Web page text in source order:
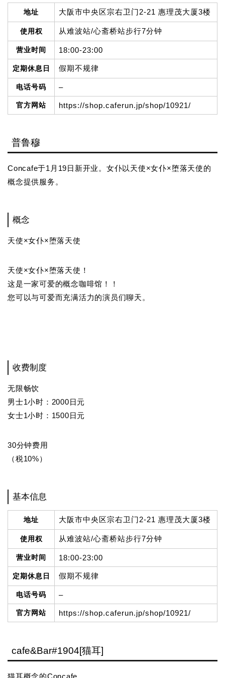
地址 大阪市中央区宗右卫门2-21 惠理茂大厦3楼
使用权 从难波站/心斋桥站步行7分钟
营业时间 18:00-23:00
定期休息日 假期不规律
电话号码 –
官方网站 https://shop.caferun.jp/shop/10921/
普鲁穆
Concafe于1月19日新开业。女仆以天使×女仆×堕落天使的
概念提供服务。
概念
天使×女仆×堕落天使
天使×女仆×堕落天使！
这是一家可爱的概念咖啡馆！！
您可以与可爱而充满活力的演员们聊天。
收费制度
无限畅饮
男士1小时：2000日元
女士1小时：1500日元
30分钟费用
（税10%）
基本信息
地址 大阪市中央区宗右卫门2-21 惠理茂大厦3楼
使用权 从难波站/心斋桥站步行7分钟
营业时间 18:00-23:00
定期休息日 假期不规律
电话号码 –
官方网站 https://shop.caferun.jp/shop/10921/
cafe&Bar#1904[猫耳]
猫耳概念的Concafe